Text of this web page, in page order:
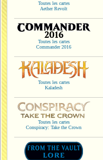
Toutes les cartes
Aether Revolt
Toutes les cartes
Commander 2016
Toutes les cartes
Kaladesh
Toutes les cartes
Conspiracy: Take the Crown